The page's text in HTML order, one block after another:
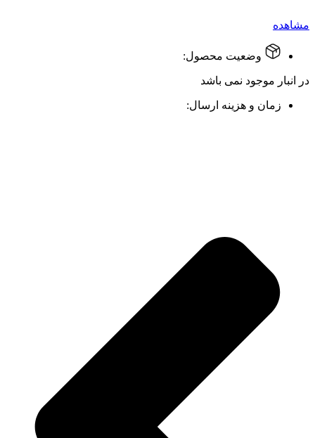
مشاهده
وضعیت محصول:
در انبار موجود نمی باشد
زمان و هزینه ارسال: